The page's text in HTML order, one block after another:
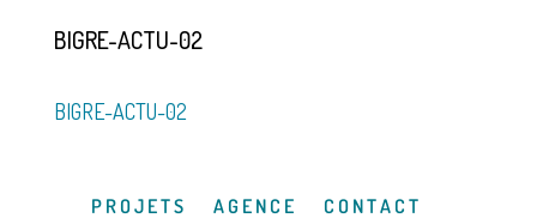
BIGRE-ACTU-02
BIGRE-ACTU-02
P R O J E T S A G E N C E C O N T A C T